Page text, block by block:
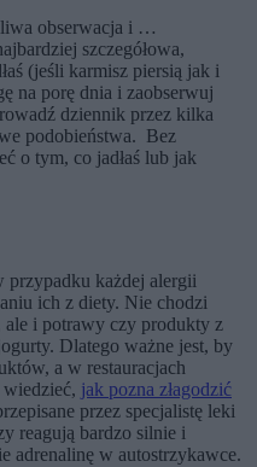
obserwacja i …
szczegółowa,
(jeśli karmisz piersią jak i
na porę dnia i zaobserwuj
dziennik przez kilka
podobieństwa. Bez
o tym, co jadłaś lub jak
przypadku każdej alergii
ich z diety. Nie chodzi
ale i potrawy czy produkty z
Dlatego ważne jest, by
a w restauracjach
jak pozna złagodzić
przez specjalistę leki
reagują bardzo silnie i
adrenalinę w autostrzykawce.